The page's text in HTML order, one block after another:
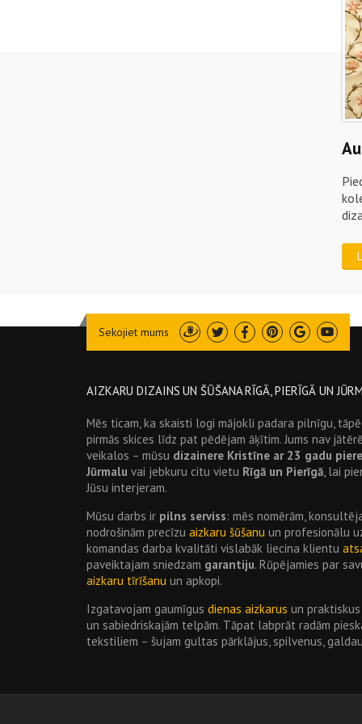
Sekojiet mums Draugiem
TwitterFacebookPinterest
Google
AIZKARU DIZAINS UN ŠŪŠANA RĪGĀ, PIERĪGĀ UN
Mēs ticam, ka skaisti logi mājokli padara pilnīgu,
pirmās skices līdz pat pēdējam āķītim. Jums nav
veikalos – mūsu dizainere Kristīne ar 23 gadu
Jūrmalu vai jebkuru citu vietu Rīgā un Pierīgā, lai
Jūsu interjeram.
Mūsu darbs ir pilns serviss: mēs nomērām,
nodrošinām precīzu aizkaru šūšanu un profesionālu
komandas darba kvalitāti vislabāk liecina klientu
paveiktajam sniedzam garantiju. Rūpējamies par
aizkaru tīrīšanu un apkopi.
Izgatavojam gaumīgus dienas aizkarus un
un sabiedriskajām telpām. Tāpat labprāt radām
tekstiliem – šujam gultas pārklājus, spilvenus,